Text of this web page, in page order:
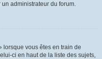
un administrateur du forum.
lorsque vous êtes en train de
ci en haut de la liste des sujets,